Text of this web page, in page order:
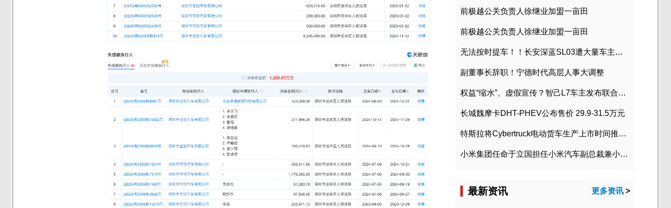
前极越公关负责人徐继业加盟一亩田
前极越公关负责人徐继业加盟一亩田
无法按时提车！！长安深蓝SL03遭大量车主投诉
副董事长辞职！宁德时代高层人事大调整
权益“缩水”、虚假宣传？智己L7车主发布联合维权声明
长城魏摩卡DHT-PHEV公布售价 29.9-31.5万元
特斯拉将Cybertruck电动货车生产上市时间推迟到2023年初
小米集团任命于立国担任小米汽车副总裁兼小米汽车北京总部政委
最新资讯 更多资讯 >